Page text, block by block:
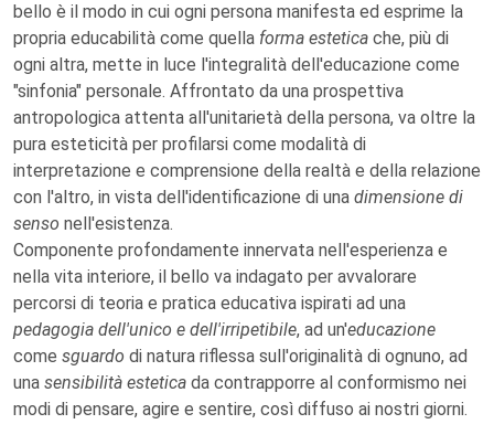
bello è il modo in cui ogni persona manifesta ed esprime la
propria educabilità come quella forma estetica che, più di
ogni altra, mette in luce l'integralità dell'educazione come
"sinfonia" personale. Affrontato da una prospettiva
antropologica attenta all'unitarietà della persona, va oltre la
pura esteticità per profilarsi come modalità di
interpretazione e comprensione della realtà e della relazione
con l'altro, in vista dell'identificazione di una dimensione di
senso nell'esistenza.
Componente profondamente innervata nell'esperienza e
nella vita interiore, il bello va indagato per avvalorare
percorsi di teoria e pratica educativa ispirati ad una
pedagogia dell'unico e dell'irripetibile, ad un'educazione
come sguardo di natura riflessa sull'originalità di ognuno, ad
una sensibilità estetica da contrapporre al conformismo nei
modi di pensare, agire e sentire, così diffuso ai nostri giorni.